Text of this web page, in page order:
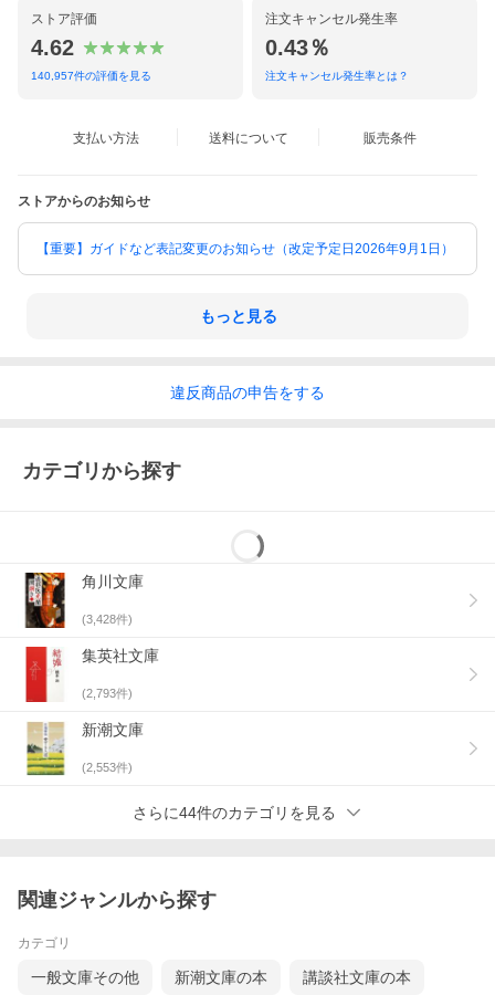
ストア評価
4.62
140,957件の評価を見る
注文キャンセル発生率
0.43％
注文キャンセル発生率とは？
支払い方法 送料について 販売条件
ストアからのお知らせ
【重要】ガイドなど表記変更のお知らせ（改定予定日2026年9月1日）
もっと見る
違反商品の申告をする
カテゴリから探す
角川文庫
(3,428件)
集英社文庫
(2,793件)
新潮文庫
(2,553件)
さらに44件のカテゴリを見る
関連ジャンルから探す
カテゴリ
一般文庫その他 新潮文庫の本 講談社文庫の本